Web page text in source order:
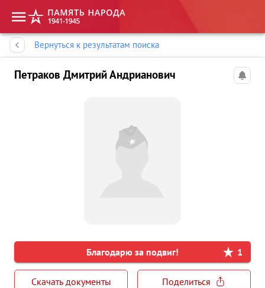
Вернуться к результатам поиска
Петраков Дмитрий Андрианович
Благодарю за подвиг! 1
Скачать документы
Поделиться
Память народа